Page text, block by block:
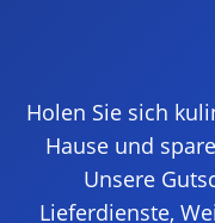
Holen Sie sich
Hause und
Unsere
Lieferdienste,